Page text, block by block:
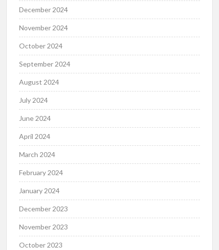
December 2024
November 2024
October 2024
September 2024
August 2024
July 2024
June 2024
April 2024
March 2024
February 2024
January 2024
December 2023
November 2023
October 2023